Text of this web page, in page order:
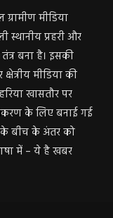
मीडिया
स्थानीय प्रहरी और
बना है। इसकी
क्षेत्रीय मीडिया की
खासतौर पर
के लिए बनाई गई
बीच के अंतर को
में – ये है खबर